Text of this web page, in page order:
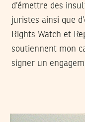
d’émettre des
juristes ainsi que
Rights Watch et
soutiennent mon
signer un